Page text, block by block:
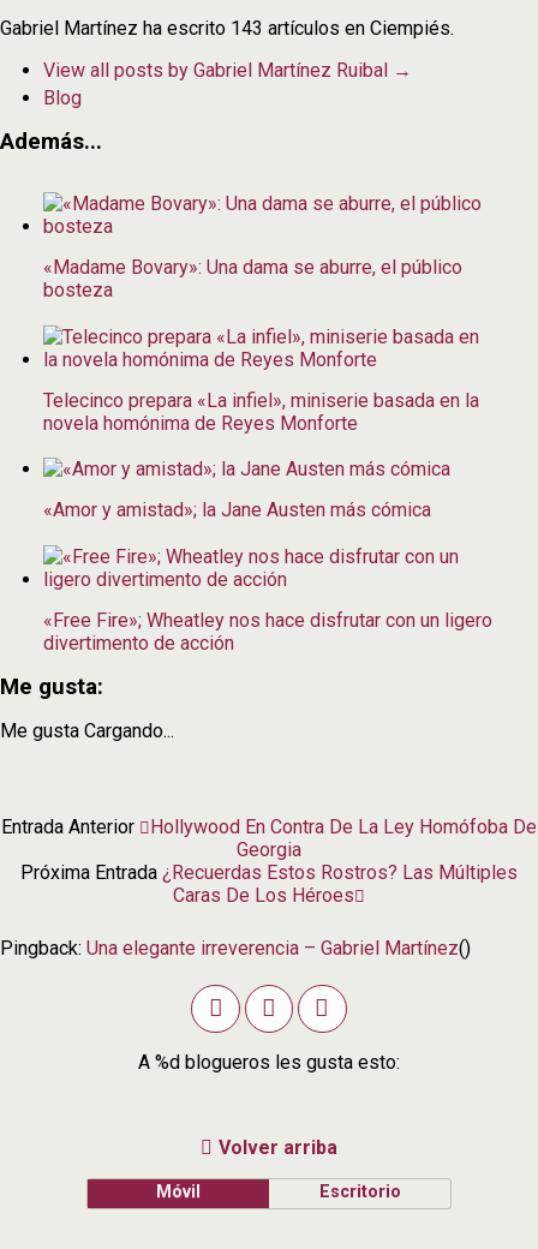
Gabriel Martínez ha escrito 143 artículos en Ciempiés.
View all posts by Gabriel Martínez Ruibal →
Blog
Además...
«Madame Bovary»: Una dama se aburre, el público
bosteza
Telecinco prepara «La infiel», miniserie basada en la
novela homónima de Reyes Monforte
«Amor y amistad»; la Jane Austen más cómica
«Free Fire»; Wheatley nos hace disfrutar con un ligero
divertimento de acción
Me gusta:
Me gusta Cargando...
Entrada Anterior
Hollywood En Contra De La Ley Homófoba De
Georgia
Próxima Entrada ¿Recuerdas Estos Rostros? Las Múltiples
Caras De Los Héroes
Pingback: Una elegante irreverencia – Gabriel Martínez()
A %d blogueros les gusta esto:
Volver arriba
Móvil Escritorio